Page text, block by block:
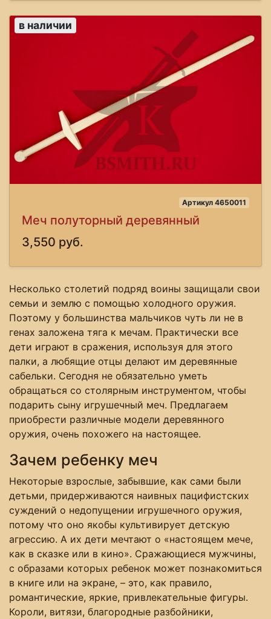
в наличии
Артикул 4650011
Меч полуторный деревянный
3,550 руб.
Несколько столетий подряд воины защищали свои
семьи и землю с помощью холодного оружия.
Поэтому у большинства мальчиков чуть ли не в
генах заложена тяга к мечам. Практически все
дети играют в сражения, используя для этого
палки, а любящие отцы делают им деревянные
сабельки. Сегодня не обязательно уметь
обращаться со столярным инструментом, чтобы
подарить сыну игрушечный меч. Предлагаем
приобрести различные модели деревянного
оружия, очень похожего на настоящее.
Зачем ребенку меч
Некоторые взрослые, забывшие, как сами были
детьми, придерживаются наивных пацифистских
суждений о недопущении игрушечного оружия,
потому что оно якобы культивирует детскую
агрессию. А их дети мечтают о «настоящем мече,
как в сказке или в кино». Сражающиеся мужчины,
с образами которых ребенок может познакомиться
в книге или на экране, – это, как правило,
романтические, яркие, привлекательные фигуры.
Короли, витязи, благородные разбойники,